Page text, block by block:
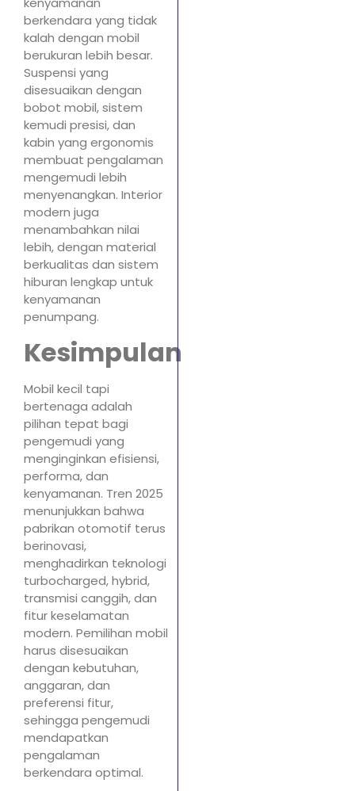
berkendara yang tidak
kalah dengan mobil
berukuran lebih besar.
Suspensi yang
disesuaikan dengan
bobot mobil, sistem
kemudi presisi, dan
kabin yang ergonomis
membuat pengalaman
mengemudi lebih
menyenangkan. Interior
modern juga
menambahkan nilai
lebih, dengan material
berkualitas dan sistem
hiburan lengkap untuk
kenyamanan
penumpang.
Kesimpulan
Mobil kecil tapi
bertenaga adalah
pilihan tepat bagi
pengemudi yang
menginginkan efisiensi,
performa, dan
kenyamanan. Tren 2025
menunjukkan bahwa
pabrikan otomotif terus
berinovasi,
menghadirkan teknologi
turbocharged, hybrid,
transmisi canggih, dan
fitur keselamatan
modern. Pemilihan mobil
harus disesuaikan
dengan kebutuhan,
anggaran, dan
preferensi fitur,
sehingga pengemudi
mendapatkan
pengalaman
berkendara optimal.